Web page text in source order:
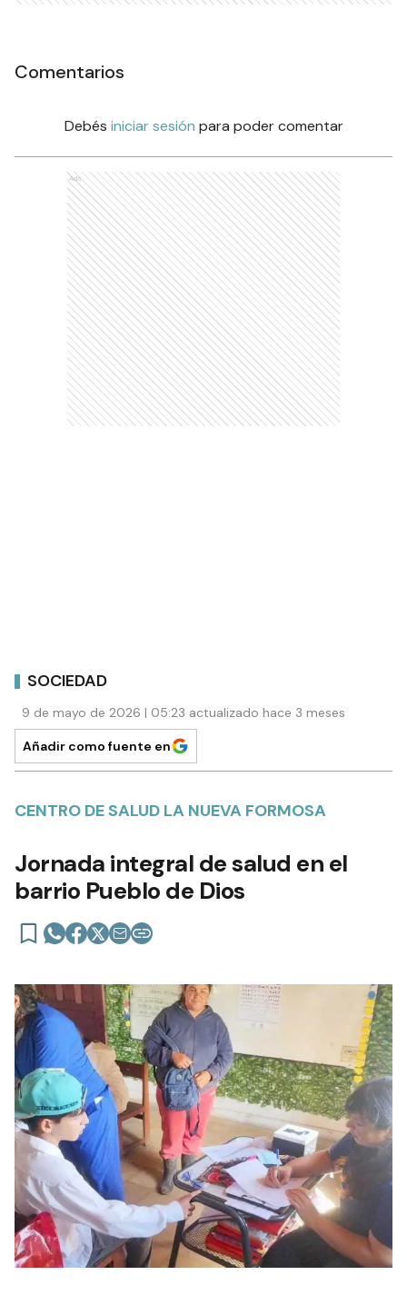
Comentarios
Debés iniciar sesión para poder comentar
Ads
SOCIEDAD
9 de mayo de 2026 | 05:23 actualizado hace 3 meses
Añadir como fuente en
CENTRO DE SALUD LA NUEVA FORMOSA
Jornada integral de salud en el
barrio Pueblo de Dios